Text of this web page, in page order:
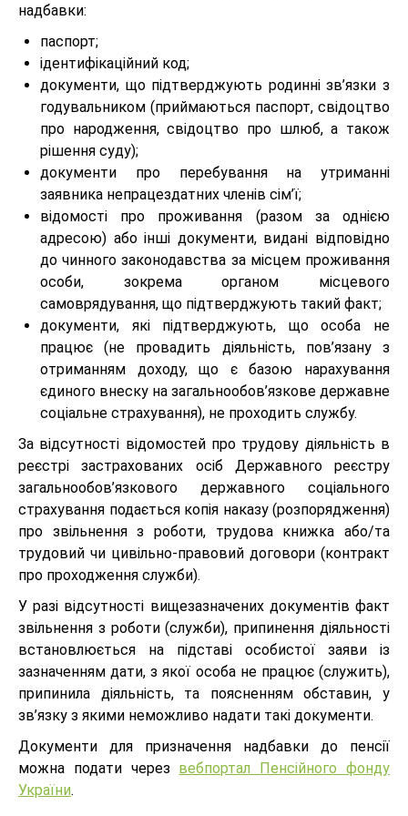
надбавки:
паспорт;
ідентифікаційний код;
документи, що підтверджують родинні зв’язки з
годувальником (приймаються паспорт, свідоцтво
про народження, свідоцтво про шлюб, а також
рішення суду);
документи про перебування на утриманні
заявника непрацездатних членів сім’ї;
відомості про проживання (разом за однією
адресою) або інші документи, видані відповідно
до чинного законодавства за місцем проживання
особи, зокрема органом місцевого
самоврядування, що підтверджують такий факт;
документи, які підтверджують, що особа не
працює (не провадить діяльність, пов’язану з
отриманням доходу, що є базою нарахування
єдиного внеску на загальнообов’язкове державне
соціальне страхування), не проходить службу.
За відсутності відомостей про трудову діяльність в
реєстрі застрахованих осіб Державного реєстру
загальнообов’язкового державного соціального
страхування подається копія наказу (розпорядження)
про звільнення з роботи, трудова книжка або/та
трудовий чи цивільно-правовий договори (контракт
про проходження служби).
У разі відсутності вищезазначених документів факт
звільнення з роботи (служби), припинення діяльності
встановлюється на підставі особистої заяви із
зазначенням дати, з якої особа не працює (служить),
припинила діяльність, та поясненням обставин, у
зв’язку з якими неможливо надати такі документи.
Документи для призначення надбавки до пенсії
можна подати через вебпортал Пенсійного фонду
України.